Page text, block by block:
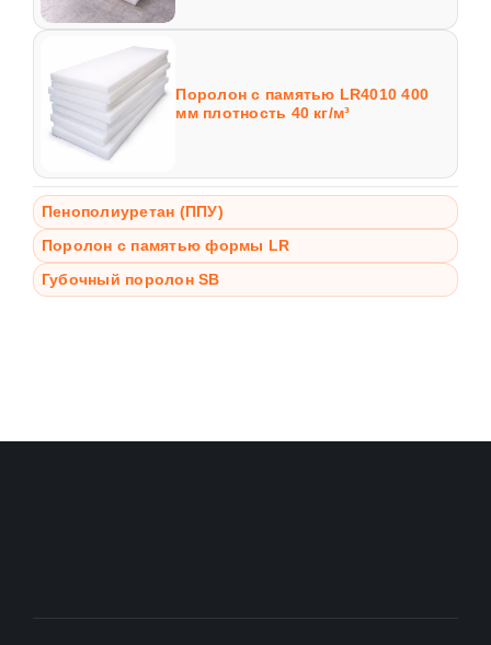
Поролон с памятью LR4010 400
мм плотность 40 кг/м³
Пенополиуретан (ППУ)
Поролон с памятью формы LR
Губочный поролон SB